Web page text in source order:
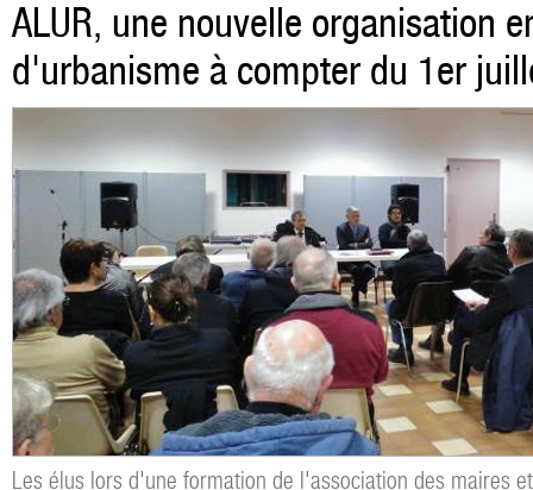
ALUR, une nouvelle organisation
d'urbanisme à compter du 1er
Les élus lors d'une formation de l'association des maires